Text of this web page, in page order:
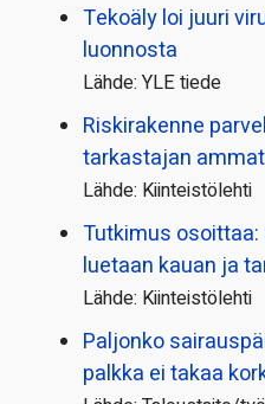
Tekoäly loi juuri
luonnosta
Lähde: YLE tiede
Riskirakenne
tarkastajan
Lähde: Kiinteistölehti
Tutkimus
luetaan kauan ja
Lähde: Kiinteistölehti
Paljonko
palkka ei takaa